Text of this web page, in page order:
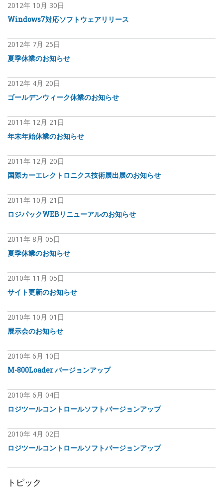
2012年 10月 30日
Windows7対応ソフトウェアリリース
2012年 7月 25日
夏季休業のお知らせ
2012年 4月 20日
ゴールデンウィーク休業のお知らせ
2011年 12月 21日
年末年始休業のお知らせ
2011年 12月 20日
国際カーエレクトロニクス技術展出展のお知らせ
2011年 10月 21日
ロジパックWEBリニューアルのお知らせ
2011年 8月 05日
夏季休業のお知らせ
2010年 11月 05日
サイト更新のお知らせ
2010年 10月 01日
展示会のお知らせ
2010年 6月 10日
M-800Loader バージョンアップ
2010年 6月 04日
ロジツールコントロールソフトバージョンアップ
2010年 4月 02日
ロジツールコントロールソフトバージョンアップ
トピック